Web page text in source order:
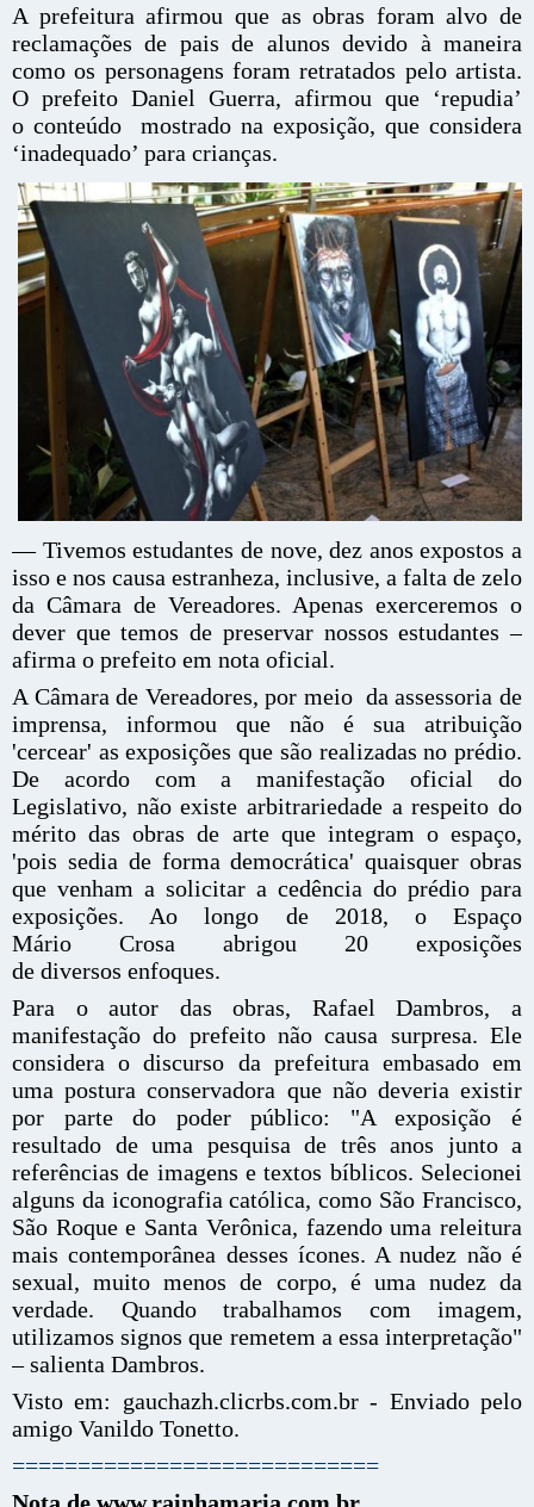
A prefeitura afirmou que as obras foram alvo de
reclamações de pais de alunos devido à maneira
como os personagens foram retratados pelo artista.
O prefeito Daniel Guerra, afirmou que ‘repudia’
o conteúdo mostrado na exposição, que considera
‘inadequado’ para crianças.
— Tivemos estudantes de nove, dez anos expostos a
isso e nos causa estranheza, inclusive, a falta de zelo
da Câmara de Vereadores. Apenas exerceremos o
dever que temos de preservar nossos estudantes –
afirma o prefeito em nota oficial.
A Câmara de Vereadores, por meio da assessoria de
imprensa, informou que não é sua atribuição
'cercear' as exposições que são realizadas no prédio.
De acordo com a manifestação oficial do
Legislativo, não existe arbitrariedade a respeito do
mérito das obras de arte que integram o espaço,
'pois sedia de forma democrática' quaisquer obras
que venham a solicitar a cedência do prédio para
exposições. Ao longo de 2018, o Espaço
Mário Crosa abrigou 20 exposições
de diversos enfoques.
Para o autor das obras, Rafael Dambros, a
manifestação do prefeito não causa surpresa. Ele
considera o discurso da prefeitura embasado em
uma postura conservadora que não deveria existir
por parte do poder público: "A exposição é
resultado de uma pesquisa de três anos junto a
referências de imagens e textos bíblicos. Selecionei
alguns da iconografia católica, como São Francisco,
São Roque e Santa Verônica, fazendo uma releitura
mais contemporânea desses ícones. A nudez não é
sexual, muito menos de corpo, é uma nudez da
verdade. Quando trabalhamos com imagem,
utilizamos signos que remetem a essa interpretação"
– salienta Dambros.
Visto em: gauchazh.clicrbs.com.br - Enviado pelo
amigo Vanildo Tonetto.
============================